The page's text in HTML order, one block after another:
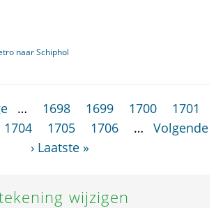
naar Schiphol
… 1698 1699 1700
1701
1704 1705 1706 …
Volgende
› Laatste »
wijzigen